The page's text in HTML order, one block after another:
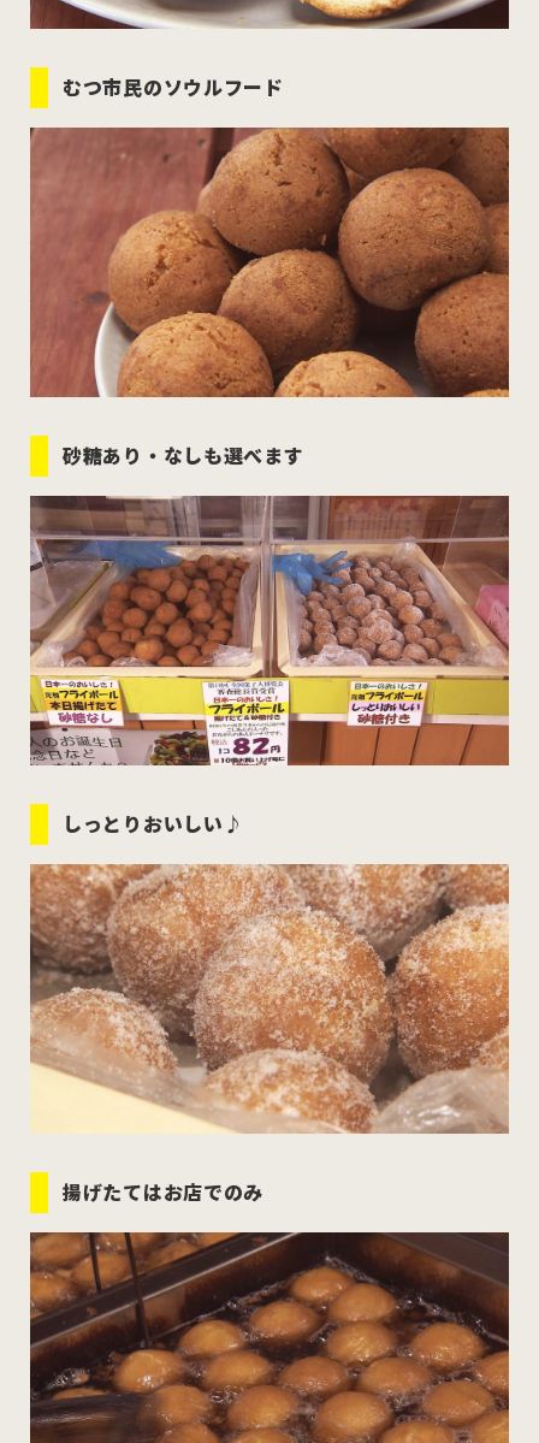
すべてのエリアをみる
ホーム
お問い合わせ
公式X
むつ市民のソウルフード
砂糖あり・なしも選べます
しっとりおいしい♪
揚げたてはお店でのみ